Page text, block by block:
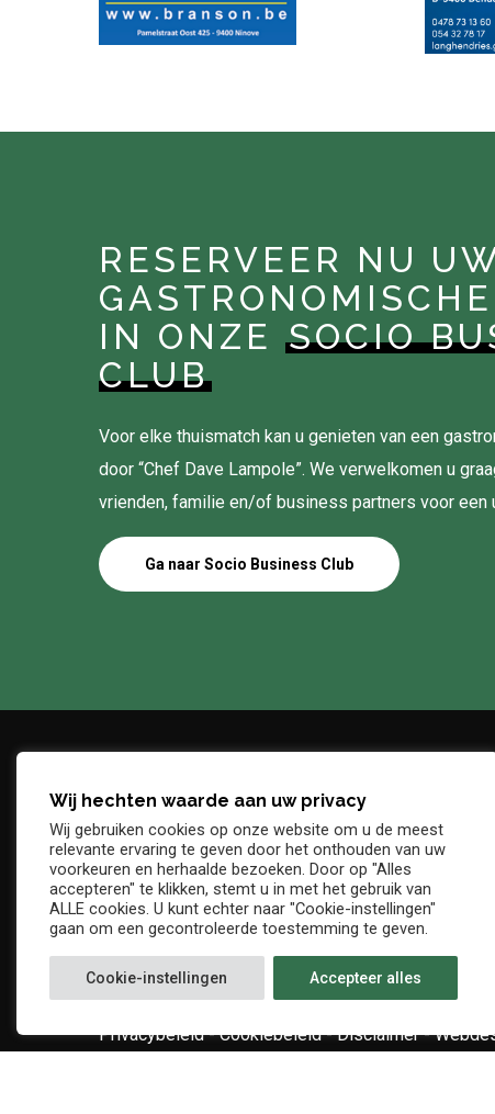
RESERVEER NU
IN ONZESOCIO
CLUB
Voor elke thuismatch kan u genieten van een
door “Chef Dave Lampole”. We verwelkomen u
vrienden, familie en/of business partners voor een
Ga naar Socio Business Club
Adres
Denderstraat, z/n
9402 Ninove
+32 54
Privacybeleid-Cookiebeleid-Disclaimer-
Wij hechten waarde aan uw privacy
Wij gebruiken cookies op onze website om u de meest
relevante ervaring te geven door het onthouden van uw
voorkeuren en herhaalde bezoeken. Door op "Alles
accepteren" te klikken, stemt u in met het gebruik van
ALLE cookies. U kunt echter naar "Cookie-instellingen"
gaan om een gecontroleerde toestemming te geven.
Cookie-instellingen Accepteer alles